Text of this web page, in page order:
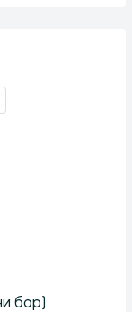
бор)